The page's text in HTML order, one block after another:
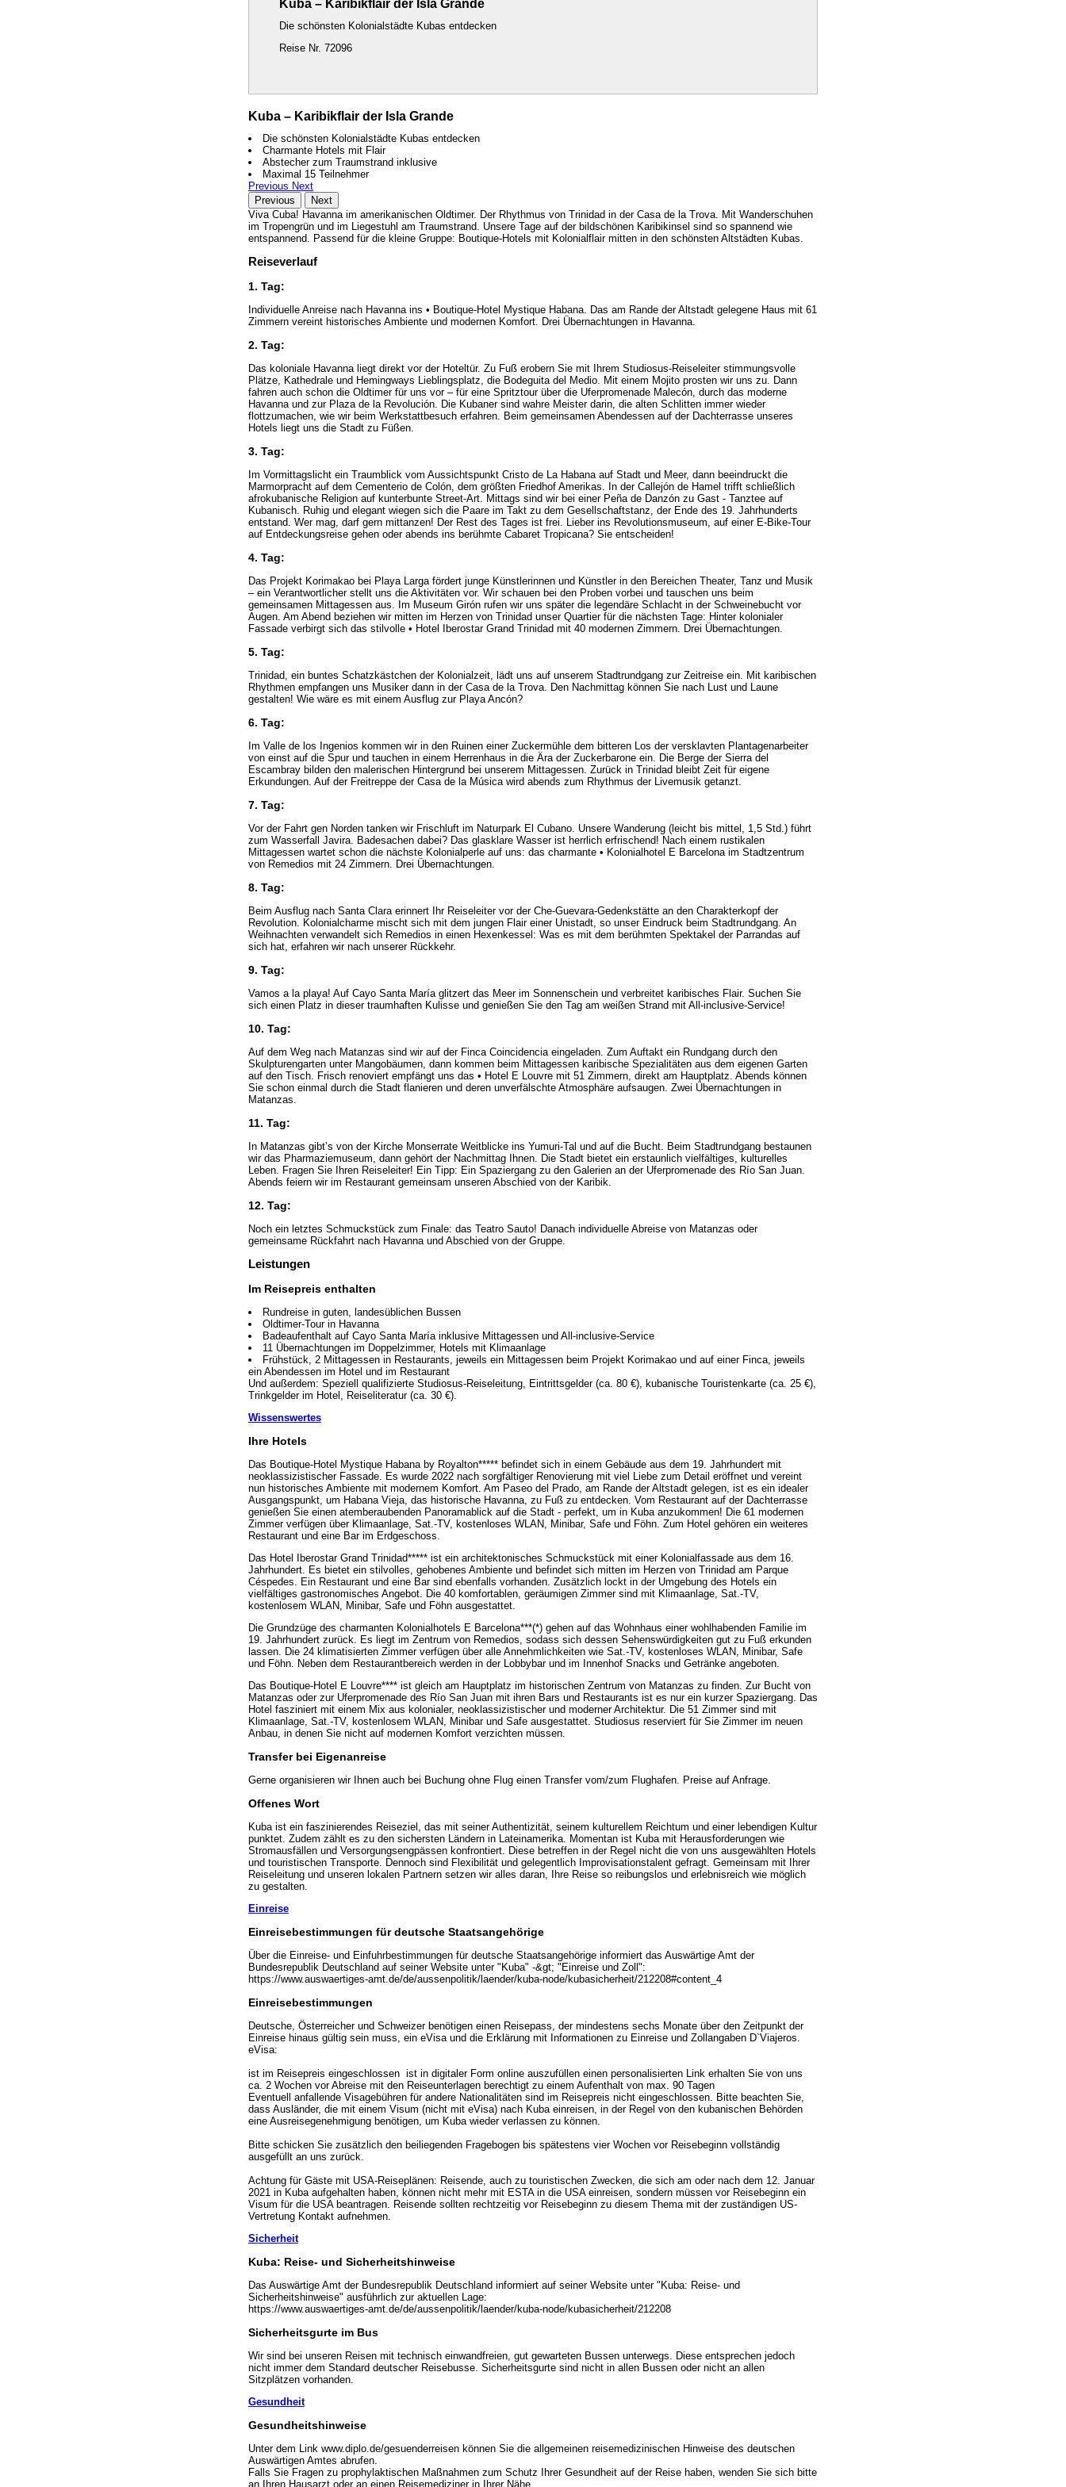
Kuba – Karibikflair der Isla Grande
Die schönsten Kolonialstädte Kubas entdecken
Reise Nr. 72096
Kuba – Karibikflair der Isla Grande
Die schönsten Kolonialstädte Kubas entdecken
Charmante Hotels mit Flair
Abstecher zum Traumstrand inklusive
Maximal 15 Teilnehmer
Previous Next
Previous
Next
Viva Cuba! Havanna im amerikanischen Oldtimer. Der Rhythmus von Trinidad in der Casa de la Trova. Mit Wanderschuhen
im Tropengrün und im Liegestuhl am Traumstrand. Unsere Tage auf der bildschönen Karibikinsel sind so spannend wie
entspannend. Passend für die kleine Gruppe: Boutique-Hotels mit Kolonialflair mitten in den schönsten Altstädten Kubas.
Reiseverlauf
1. Tag:
Individuelle Anreise nach Havanna ins • Boutique-Hotel Mystique Habana. Das am Rande der Altstadt gelegene Haus mit 61
Zimmern vereint historisches Ambiente und modernen Komfort. Drei Übernachtungen in Havanna.
2. Tag:
Das koloniale Havanna liegt direkt vor der Hoteltür. Zu Fuß erobern Sie mit Ihrem Studiosus-Reiseleiter stimmungsvolle
Plätze, Kathedrale und Hemingways Lieblingsplatz, die Bodeguita del Medio. Mit einem Mojito prosten wir uns zu. Dann
fahren auch schon die Oldtimer für uns vor – für eine Spritztour über die Uferpromenade Malecón, durch das moderne
Havanna und zur Plaza de la Revolución. Die Kubaner sind wahre Meister darin, die alten Schlitten immer wieder
flottzumachen, wie wir beim Werkstattbesuch erfahren. Beim gemeinsamen Abendessen auf der Dachterrasse unseres
Hotels liegt uns die Stadt zu Füßen.
3. Tag:
Im Vormittagslicht ein Traumblick vom Aussichtspunkt Cristo de La Habana auf Stadt und Meer, dann beeindruckt die
Marmorpracht auf dem Cementerio de Colón, dem größten Friedhof Amerikas. In der Callejón de Hamel trifft schließlich
afrokubanische Religion auf kunterbunte Street-Art. Mittags sind wir bei einer Peña de Danzón zu Gast - Tanztee auf
Kubanisch. Ruhig und elegant wiegen sich die Paare im Takt zu dem Gesellschaftstanz, der Ende des 19. Jahrhunderts
entstand. Wer mag, darf gern mittanzen! Der Rest des Tages ist frei. Lieber ins Revolutionsmuseum, auf einer E-Bike-Tour
auf Entdeckungsreise gehen oder abends ins berühmte Cabaret Tropicana? Sie entscheiden!
4. Tag:
Das Projekt Korimakao bei Playa Larga fördert junge Künstlerinnen und Künstler in den Bereichen Theater, Tanz und Musik
– ein Verantwortlicher stellt uns die Aktivitäten vor. Wir schauen bei den Proben vorbei und tauschen uns beim
gemeinsamen Mittagessen aus. Im Museum Girón rufen wir uns später die legendäre Schlacht in der Schweinebucht vor
Augen. Am Abend beziehen wir mitten im Herzen von Trinidad unser Quartier für die nächsten Tage: Hinter kolonialer
Fassade verbirgt sich das stilvolle • Hotel Iberostar Grand Trinidad mit 40 modernen Zimmern. Drei Übernachtungen.
5. Tag:
Trinidad, ein buntes Schatzkästchen der Kolonialzeit, lädt uns auf unserem Stadtrundgang zur Zeitreise ein. Mit karibischen
Rhythmen empfangen uns Musiker dann in der Casa de la Trova. Den Nachmittag können Sie nach Lust und Laune
gestalten! Wie wäre es mit einem Ausflug zur Playa Ancón?
6. Tag:
Im Valle de los Ingenios kommen wir in den Ruinen einer Zuckermühle dem bitteren Los der versklavten Plantagenarbeiter
von einst auf die Spur und tauchen in einem Herrenhaus in die Ära der Zuckerbarone ein. Die Berge der Sierra del
Escambray bilden den malerischen Hintergrund bei unserem Mittagessen. Zurück in Trinidad bleibt Zeit für eigene
Erkundungen. Auf der Freitreppe der Casa de la Música wird abends zum Rhythmus der Livemusik getanzt.
7. Tag:
Vor der Fahrt gen Norden tanken wir Frischluft im Naturpark El Cubano. Unsere Wanderung (leicht bis mittel, 1,5 Std.) führt
zum Wasserfall Javira. Badesachen dabei? Das glasklare Wasser ist herrlich erfrischend! Nach einem rustikalen
Mittagessen wartet schon die nächste Kolonialperle auf uns: das charmante • Kolonialhotel E Barcelona im Stadtzentrum
von Remedios mit 24 Zimmern. Drei Übernachtungen.
8. Tag:
Beim Ausflug nach Santa Clara erinnert Ihr Reiseleiter vor der Che-Guevara-Gedenkstätte an den Charakterkopf der
Revolution. Kolonialcharme mischt sich mit dem jungen Flair einer Unistadt, so unser Eindruck beim Stadtrundgang. An
Weihnachten verwandelt sich Remedios in einen Hexenkessel: Was es mit dem berühmten Spektakel der Parrandas auf
sich hat, erfahren wir nach unserer Rückkehr.
9. Tag:
Vamos a la playa! Auf Cayo Santa María glitzert das Meer im Sonnenschein und verbreitet karibisches Flair. Suchen Sie
sich einen Platz in dieser traumhaften Kulisse und genießen Sie den Tag am weißen Strand mit All-inclusive-Service!
10. Tag:
Auf dem Weg nach Matanzas sind wir auf der Finca Coincidencia eingeladen. Zum Auftakt ein Rundgang durch den
Skulpturengarten unter Mangobäumen, dann kommen beim Mittagessen karibische Spezialitäten aus dem eigenen Garten
auf den Tisch. Frisch renoviert empfängt uns das • Hotel E Louvre mit 51 Zimmern, direkt am Hauptplatz. Abends können
Sie schon einmal durch die Stadt flanieren und deren unverfälschte Atmosphäre aufsaugen. Zwei Übernachtungen in
Matanzas.
11. Tag:
In Matanzas gibt’s von der Kirche Monserrate Weitblicke ins Yumuri-Tal und auf die Bucht. Beim Stadtrundgang bestaunen
wir das Pharmaziemuseum, dann gehört der Nachmittag Ihnen. Die Stadt bietet ein erstaunlich vielfältiges, kulturelles
Leben. Fragen Sie Ihren Reiseleiter! Ein Tipp: Ein Spaziergang zu den Galerien an der Uferpromenade des Río San Juan.
Abends feiern wir im Restaurant gemeinsam unseren Abschied von der Karibik.
12. Tag:
Noch ein letztes Schmuckstück zum Finale: das Teatro Sauto! Danach individuelle Abreise von Matanzas oder
gemeinsame Rückfahrt nach Havanna und Abschied von der Gruppe.
Leistungen
Im Reisepreis enthalten
Rundreise in guten, landesüblichen Bussen
Oldtimer-Tour in Havanna
Badeaufenthalt auf Cayo Santa María inklusive Mittagessen und All-inclusive-Service
11 Übernachtungen im Doppelzimmer, Hotels mit Klimaanlage
Frühstück, 2 Mittagessen in Restaurants, jeweils ein Mittagessen beim Projekt Korimakao und auf einer Finca, jeweils
ein Abendessen im Hotel und im Restaurant
Und außerdem: Speziell qualifizierte Studiosus-Reiseleitung, Eintrittsgelder (ca. 80 €), kubanische Touristenkarte (ca. 25 €),
Trinkgelder im Hotel, Reiseliteratur (ca. 30 €).
Wissenswertes
Ihre Hotels
Das Boutique-Hotel Mystique Habana by Royalton***** befindet sich in einem Gebäude aus dem 19. Jahrhundert mit
neoklassizistischer Fassade. Es wurde 2022 nach sorgfältiger Renovierung mit viel Liebe zum Detail eröffnet und vereint
nun historisches Ambiente mit modernem Komfort. Am Paseo del Prado, am Rande der Altstadt gelegen, ist es ein idealer
Ausgangspunkt, um Habana Vieja, das historische Havanna, zu Fuß zu entdecken. Vom Restaurant auf der Dachterrasse
genießen Sie einen atemberaubenden Panoramablick auf die Stadt - perfekt, um in Kuba anzukommen! Die 61 modernen
Zimmer verfügen über Klimaanlage, Sat.-TV, kostenloses WLAN, Minibar, Safe und Föhn. Zum Hotel gehören ein weiteres
Restaurant und eine Bar im Erdgeschoss.
Das Hotel Iberostar Grand Trinidad***** ist ein architektonisches Schmuckstück mit einer Kolonialfassade aus dem 16.
Jahrhundert. Es bietet ein stilvolles, gehobenes Ambiente und befindet sich mitten im Herzen von Trinidad am Parque
Céspedes. Ein Restaurant und eine Bar sind ebenfalls vorhanden. Zusätzlich lockt in der Umgebung des Hotels ein
vielfältiges gastronomisches Angebot. Die 40 komfortablen, geräumigen Zimmer sind mit Klimaanlage, Sat.-TV,
kostenlosem WLAN, Minibar, Safe und Föhn ausgestattet.
Die Grundzüge des charmanten Kolonialhotels E Barcelona***(*) gehen auf das Wohnhaus einer wohlhabenden Familie im
19. Jahrhundert zurück. Es liegt im Zentrum von Remedios, sodass sich dessen Sehenswürdigkeiten gut zu Fuß erkunden
lassen. Die 24 klimatisierten Zimmer verfügen über alle Annehmlichkeiten wie Sat.-TV, kostenloses WLAN, Minibar, Safe
und Föhn. Neben dem Restaurantbereich werden in der Lobbybar und im Innenhof Snacks und Getränke angeboten.
Das Boutique-Hotel E Louvre**** ist gleich am Hauptplatz im historischen Zentrum von Matanzas zu finden. Zur Bucht von
Matanzas oder zur Uferpromenade des Río San Juan mit ihren Bars und Restaurants ist es nur ein kurzer Spaziergang. Das
Hotel fasziniert mit einem Mix aus kolonialer, neoklassizistischer und moderner Architektur. Die 51 Zimmer sind mit
Klimaanlage, Sat.-TV, kostenlosem WLAN, Minibar und Safe ausgestattet. Studiosus reserviert für Sie Zimmer im neuen
Anbau, in denen Sie nicht auf modernen Komfort verzichten müssen.
Transfer bei Eigenanreise
Gerne organisieren wir Ihnen auch bei Buchung ohne Flug einen Transfer vom/zum Flughafen. Preise auf Anfrage.
Offenes Wort
Kuba ist ein faszinierendes Reiseziel, das mit seiner Authentizität, seinem kulturellem Reichtum und einer lebendigen Kultur
punktet. Zudem zählt es zu den sichersten Ländern in Lateinamerika. Momentan ist Kuba mit Herausforderungen wie
Stromausfällen und Versorgungsengpässen konfrontiert. Diese betreffen in der Regel nicht die von uns ausgewählten Hotels
und touristischen Transporte. Dennoch sind Flexibilität und gelegentlich Improvisationstalent gefragt. Gemeinsam mit Ihrer
Reiseleitung und unseren lokalen Partnern setzen wir alles daran, Ihre Reise so reibungslos und erlebnisreich wie möglich
zu gestalten.
Einreise
Einreisebestimmungen für deutsche Staatsangehörige
Über die Einreise- und Einfuhrbestimmungen für deutsche Staatsangehörige informiert das Auswärtige Amt der
Bundesrepublik Deutschland auf seiner Website unter "Kuba" -&gt; "Einreise und Zoll":
https://www.auswaertiges-amt.de/de/aussenpolitik/laender/kuba-node/kubasicherheit/212208#content_4
Einreisebestimmungen
Deutsche, Österreicher und Schweizer benötigen einen Reisepass, der mindestens sechs Monate über den Zeitpunkt der
Einreise hinaus gültig sein muss, ein eVisa und die Erklärung mit Informationen zu Einreise und Zollangaben D`Viajeros.
eVisa:
ist im Reisepreis eingeschlossen ist in digitaler Form online auszufüllen einen personalisierten Link erhalten Sie von uns
ca. 2 Wochen vor Abreise mit den Reiseunterlagen berechtigt zu einem Aufenthalt von max. 90 Tagen
Eventuell anfallende Visagebühren für andere Nationalitäten sind im Reisepreis nicht eingeschlossen. Bitte beachten Sie,
dass Ausländer, die mit einem Visum (nicht mit eVisa) nach Kuba einreisen, in der Regel von den kubanischen Behörden
eine Ausreisegenehmigung benötigen, um Kuba wieder verlassen zu können.
Bitte schicken Sie zusätzlich den beiliegenden Fragebogen bis spätestens vier Wochen vor Reisebeginn vollständig
ausgefüllt an uns zurück.
Achtung für Gäste mit USA-Reiseplänen: Reisende, auch zu touristischen Zwecken, die sich am oder nach dem 12. Januar
2021 in Kuba aufgehalten haben, können nicht mehr mit ESTA in die USA einreisen, sondern müssen vor Reisebeginn ein
Visum für die USA beantragen. Reisende sollten rechtzeitig vor Reisebeginn zu diesem Thema mit der zuständigen US-
Vertretung Kontakt aufnehmen.
Sicherheit
Kuba: Reise- und Sicherheitshinweise
Das Auswärtige Amt der Bundesrepublik Deutschland informiert auf seiner Website unter "Kuba: Reise- und
Sicherheitshinweise" ausführlich zur aktuellen Lage:
https://www.auswaertiges-amt.de/de/aussenpolitik/laender/kuba-node/kubasicherheit/212208
Sicherheitsgurte im Bus
Wir sind bei unseren Reisen mit technisch einwandfreien, gut gewarteten Bussen unterwegs. Diese entsprechen jedoch
nicht immer dem Standard deutscher Reisebusse. Sicherheitsgurte sind nicht in allen Bussen oder nicht an allen
Sitzplätzen vorhanden.
Gesundheit
Gesundheitshinweise
Unter dem Link www.diplo.de/gesuenderreisen können Sie die allgemeinen reisemedizinischen Hinweise des deutschen
Auswärtigen Amtes abrufen.
Falls Sie Fragen zu prophylaktischen Maßnahmen zum Schutz Ihrer Gesundheit auf der Reise haben, wenden Sie sich bitte
an Ihren Hausarzt oder an einen Reisemediziner in Ihrer Nähe.